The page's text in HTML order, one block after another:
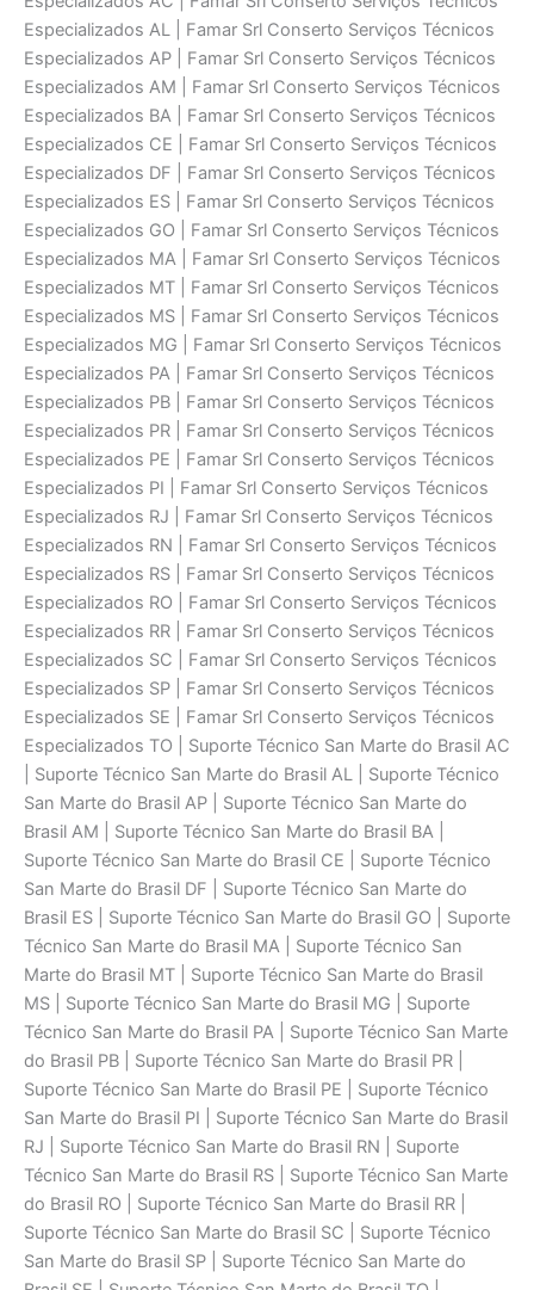
Especializados AL | Famar Srl Conserto Serviços Técnicos
Especializados AP | Famar Srl Conserto Serviços Técnicos
Especializados AM | Famar Srl Conserto Serviços Técnicos
Especializados BA | Famar Srl Conserto Serviços Técnicos
Especializados CE | Famar Srl Conserto Serviços Técnicos
Especializados DF | Famar Srl Conserto Serviços Técnicos
Especializados ES | Famar Srl Conserto Serviços Técnicos
Especializados GO | Famar Srl Conserto Serviços Técnicos
Especializados MA | Famar Srl Conserto Serviços Técnicos
Especializados MT | Famar Srl Conserto Serviços Técnicos
Especializados MS | Famar Srl Conserto Serviços Técnicos
Especializados MG | Famar Srl Conserto Serviços Técnicos
Especializados PA | Famar Srl Conserto Serviços Técnicos
Especializados PB | Famar Srl Conserto Serviços Técnicos
Especializados PR | Famar Srl Conserto Serviços Técnicos
Especializados PE | Famar Srl Conserto Serviços Técnicos
Especializados PI | Famar Srl Conserto Serviços Técnicos
Especializados RJ | Famar Srl Conserto Serviços Técnicos
Especializados RN | Famar Srl Conserto Serviços Técnicos
Especializados RS | Famar Srl Conserto Serviços Técnicos
Especializados RO | Famar Srl Conserto Serviços Técnicos
Especializados RR | Famar Srl Conserto Serviços Técnicos
Especializados SC | Famar Srl Conserto Serviços Técnicos
Especializados SP | Famar Srl Conserto Serviços Técnicos
Especializados SE | Famar Srl Conserto Serviços Técnicos
Especializados TO | Suporte Técnico San Marte do Brasil AC
| Suporte Técnico San Marte do Brasil AL | Suporte Técnico
San Marte do Brasil AP | Suporte Técnico San Marte do
Brasil AM | Suporte Técnico San Marte do Brasil BA |
Suporte Técnico San Marte do Brasil CE | Suporte Técnico
San Marte do Brasil DF | Suporte Técnico San Marte do
Brasil ES | Suporte Técnico San Marte do Brasil GO | Suporte
Técnico San Marte do Brasil MA | Suporte Técnico San
Marte do Brasil MT | Suporte Técnico San Marte do Brasil
MS | Suporte Técnico San Marte do Brasil MG | Suporte
Técnico San Marte do Brasil PA | Suporte Técnico San Marte
do Brasil PB | Suporte Técnico San Marte do Brasil PR |
Suporte Técnico San Marte do Brasil PE | Suporte Técnico
San Marte do Brasil PI | Suporte Técnico San Marte do Brasil
RJ | Suporte Técnico San Marte do Brasil RN | Suporte
Técnico San Marte do Brasil RS | Suporte Técnico San Marte
do Brasil RO | Suporte Técnico San Marte do Brasil RR |
Suporte Técnico San Marte do Brasil SC | Suporte Técnico
San Marte do Brasil SP | Suporte Técnico San Marte do